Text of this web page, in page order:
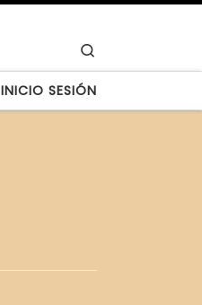
INICIO SESIÓN